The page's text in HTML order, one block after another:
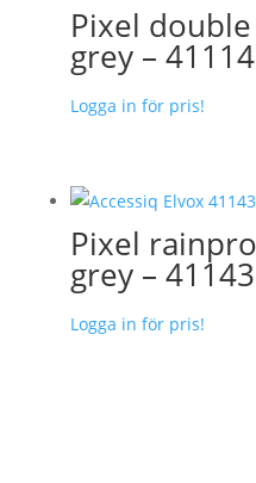
Pixel
grey –
Logga in för pris!
Pixel
grey –
Logga in för pris!